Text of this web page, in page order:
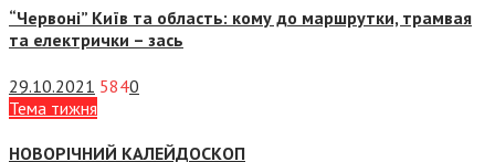
“Червоні” Київ та область: кому до маршрутки, трамвая
та електрички – зась
29.10.2021 5840
Тема тижня
НОВОРІЧНИЙ КАЛЕЙДОСКОП